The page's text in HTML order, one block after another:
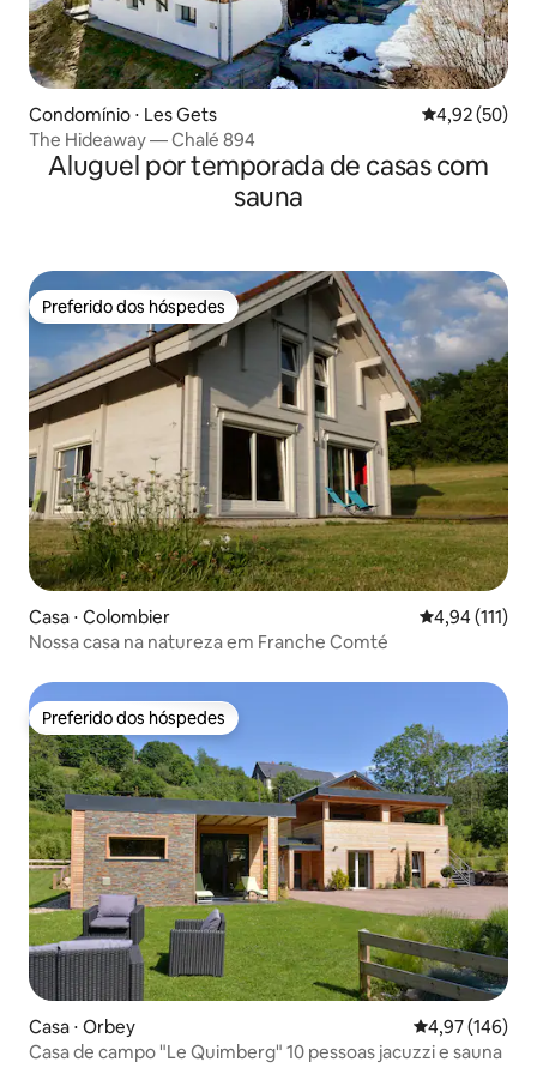
Condomínio ⋅ Les Gets 4,92 de uma
4,92 (50)
The Hideaway — Chalé 894
Aluguel por temporada de casas com
sauna
Preferido dos hóspedes
Preferido dos hóspedes
Casa ⋅ Colombier 4,94 de uma
4,94 (111)
Nossa casa na natureza em Franche Comté
Preferido dos hóspedes
Preferido dos hóspedes
Casa ⋅ Orbey 4,97 de uma
4,97 (146)
Casa de campo "Le Quimberg" 10 pessoas jacuzzi e sauna